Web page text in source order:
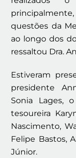
questões da
ao longo dos
ressaltou Dra.
Estiveram
presidente
Sonia Lages,
tesoureira
Nascimento,
Felipe Bastos,
Júnior.